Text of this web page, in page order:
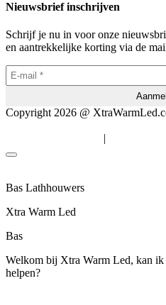
Nieuwsbrief inschrijven
Schrijf je nu in voor onze
en aantrekkelijke korting via de
Copyright 2026 @
Bas Lathhouwers
Xtra Warm Led
Bas
Welkom bij Xtra Warm Led, kan ik
helpen?